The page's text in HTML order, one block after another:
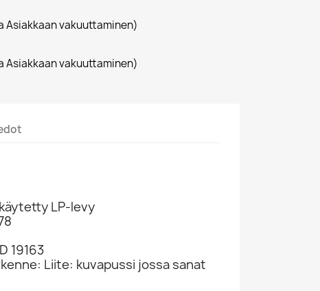
Asiakkaan vakuuttaminen)
Asiakkaan vakuuttaminen)
LP-levy
19163
Liite: kuvapussi jossa sanat